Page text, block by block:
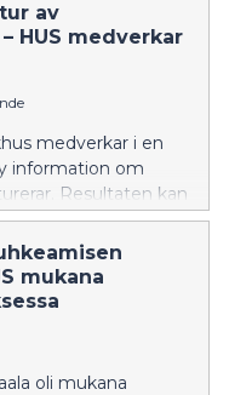
av
HUS medverkar
medverkar i en
information om
Resultaten kan
nuläget identifiera
och stödja
Studien
Nature
mukana
oli mukana